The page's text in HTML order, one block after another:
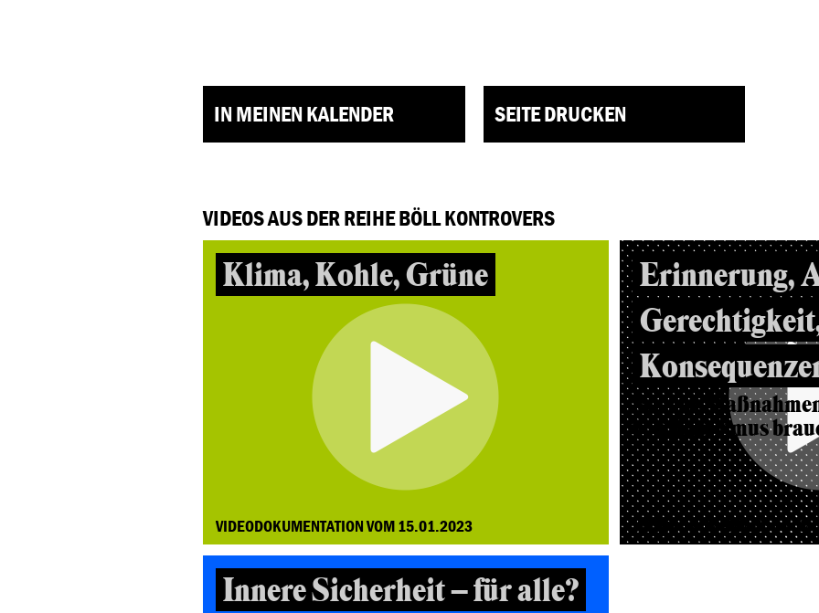
IN MEINEN KALENDER SEITE DRUCKEN
VIDEOS AUS DER REIHE BÖLL KONTROVERS
Klima, Kohle, Grüne
VIDEODOKUMENTATION VOM 15.01.2023
Erinnerung,
Welche
von Rassismus
VIDEODOKUMENTATION
Innere Sicherheit – für alle?